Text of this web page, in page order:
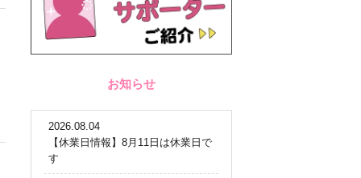
お知らせ
2026.08.04
【休業日情報】8月11日は休業日で
す